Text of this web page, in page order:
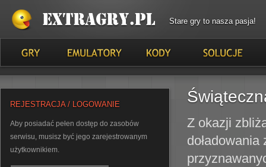
Stare gry to nasza pasja!
REJESTRACJA / LOGOWANIE
Aby posiadać pełen dostęp do zasobów
serwisu, musisz być jego zarejestrowanym
użytkownikiem.
Z okazji